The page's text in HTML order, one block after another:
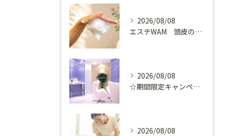
2026/08/08
エステWAM 頭皮の健康
2026/08/08
☆期間限定キャンペーン開催中☆
2026/08/08